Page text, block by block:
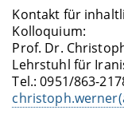
Kontakt für
Kolloquium:
Prof. Dr.
Lehrstuhl für
Tel.: 0951/863-